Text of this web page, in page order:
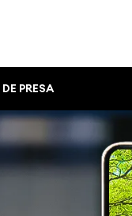
PRESA